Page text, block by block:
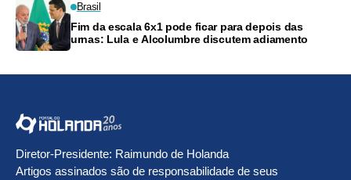
Brasil
Fim da escala 6x1 pode ficar para depois das
urnas: Lula e Alcolumbre discutem adiamento
Diretor-Presidente: Raimundo de Holanda
Artigos assinados são de responsabilidade de seus